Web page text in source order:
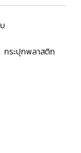
กระปุกพลาสติก